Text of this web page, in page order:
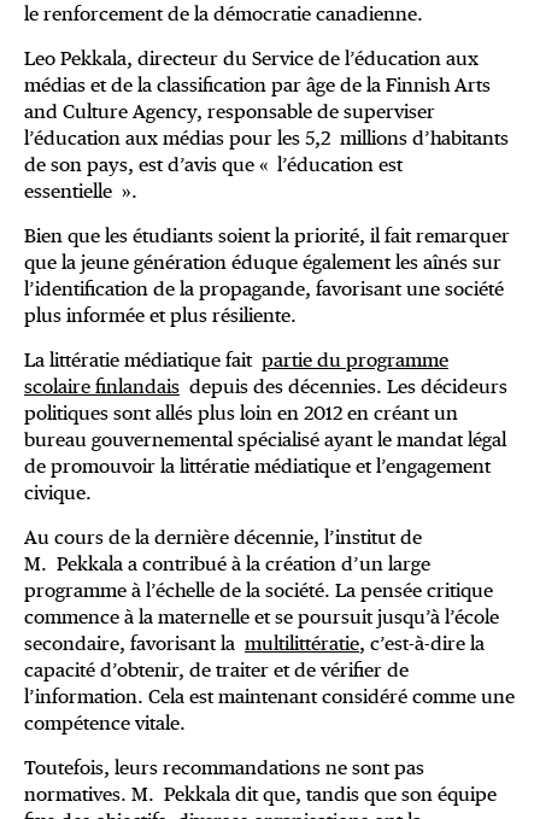
le renforcement de la démocratie canadienne.
Leo Pekkala, directeur du Service de l’éducation aux
médias et de la classification par âge de la Finnish Arts
and Culture Agency, responsable de superviser
l’éducation aux médias pour les 5,2 millions d’habitants
de son pays, est d’avis que « l’éducation est
essentielle ».
Bien que les étudiants soient la priorité, il fait remarquer
que la jeune génération éduque également les aînés sur
l’identification de la propagande, favorisant une société
plus informée et plus résiliente.
La littératie médiatique fait partie du programme
scolaire finlandais depuis des décennies. Les décideurs
politiques sont allés plus loin en 2012 en créant un
bureau gouvernemental spécialisé ayant le mandat légal
de promouvoir la littératie médiatique et l’engagement
civique.
Au cours de la dernière décennie, l’institut de
M. Pekkala a contribué à la création d’un large
programme à l’échelle de la société. La pensée critique
commence à la maternelle et se poursuit jusqu’à l’école
secondaire, favorisant la multilittératie, c’est-à-dire la
capacité d’obtenir, de traiter et de vérifier de
l’information. Cela est maintenant considéré comme une
compétence vitale.
Toutefois, leurs recommandations ne sont pas
normatives. M. Pekkala dit que, tandis que son équipe